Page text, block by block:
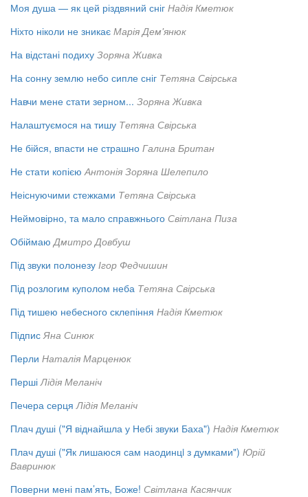
Моя душа — як цей різдвяний сніг Надія Кметюк
Ніхто ніколи не зникає Марія Дем'янюк
На відстані подиху Зоряна Живка
На сонну землю небо сипле сніг Тетяна Свірська
Навчи мене стати зерном... Зоряна Живка
Налаштуємося на тишу Тетяна Свірська
Не бійся, впасти не страшно Галина Британ
Не стати копією Антонія Зоряна Шелепило
Неіснуючими стежками Тетяна Свірська
Неймовірно, та мало справжнього Світлана Пиза
Обіймаю Дмитро Довбуш
Під звуки полонезу Ігор Федчишин
Під розлогим куполом неба Тетяна Свірська
Під тишею небесного склепіння Надія Кметюк
Підпис Яна Синюк
Перли Наталія Марценюк
Перші Лідія Меланіч
Печера серця Лідія Меланіч
Плач душі ("Я віднайшла у Небі звуки Баха") Надія Кметюк
Плач душі ("Як лишаюся сам наодинцi з думками") Юрій
Вавринюк
Поверни мені пам’ять, Боже! Світлана Касянчик